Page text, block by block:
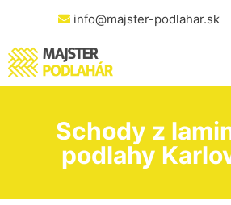
info@majster-podlahar.sk
Schody z
podlahy